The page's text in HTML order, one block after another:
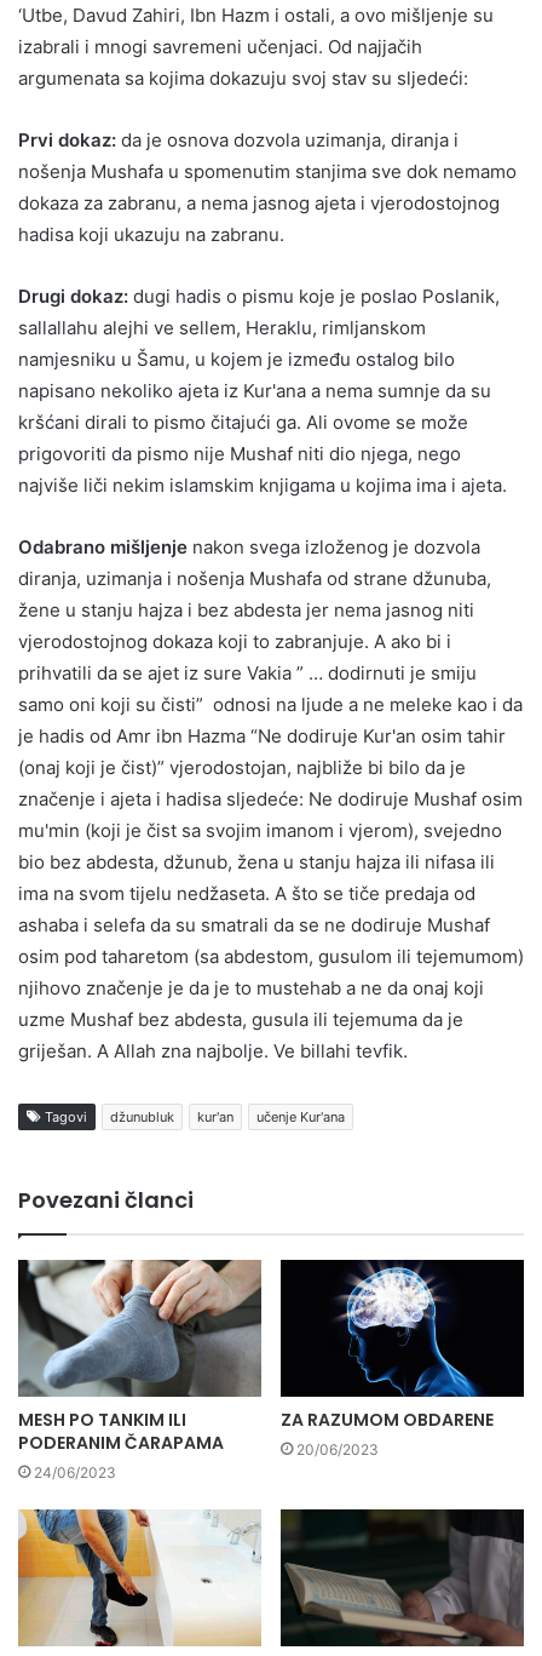
‘Utbe, Davud Zahiri, Ibn Hazm i ostali, a ovo mišljenje su
izabrali i mnogi savremeni učenjaci. Od najjačih
argumenata sa kojima dokazuju svoj stav su sljedeći:
Prvi dokaz: da je osnova dozvola uzimanja, diranja i
nošenja Mushafa u spomenutim stanjima sve dok nemamo
dokaza za zabranu, a nema jasnog ajeta i vjerodostojnog
hadisa koji ukazuju na zabranu.
Drugi dokaz: dugi hadis o pismu koje je poslao Poslanik,
sallallahu alejhi ve sellem, Heraklu, rimljanskom
namjesniku u Šamu, u kojem je između ostalog bilo
napisano nekoliko ajeta iz Kur'ana a nema sumnje da su
kršćani dirali to pismo čitajući ga. Ali ovome se može
prigovoriti da pismo nije Mushaf niti dio njega, nego
najviše liči nekim islamskim knjigama u kojima ima i ajeta.
Odabrano mišljenje nakon svega izloženog je dozvola
diranja, uzimanja i nošenja Mushafa od strane džunuba,
žene u stanju hajza i bez abdesta jer nema jasnog niti
vjerodostojnog dokaza koji to zabranjuje. A ako bi i
prihvatili da se ajet iz sure Vakia ” … dodirnuti je smiju
samo oni koji su čisti” odnosi na ljude a ne meleke kao i da
je hadis od Amr ibn Hazma “Ne dodiruje Kur'an osim tahir
(onaj koji je čist)” vjerodostojan, najbliže bi bilo da je
značenje i ajeta i hadisa sljedeće: Ne dodiruje Mushaf osim
mu'min (koji je čist sa svojim imanom i vjerom), svejedno
bio bez abdesta, džunub, žena u stanju hajza ili nifasa ili
ima na svom tijelu nedžaseta. A što se tiče predaja od
ashaba i selefa da su smatrali da se ne dodiruje Mushaf
osim pod taharetom (sa abdestom, gusulom ili tejemumom)
njihovo značenje je da je to mustehab a ne da onaj koji
uzme Mushaf bez abdesta, gusula ili tejemuma da je
griješan. A Allah zna najbolje. Ve billahi tevfik.
Tagovi džunubluk kur'an učenje Kur'ana
Povezani članci
MESH PO TANKIM ILI
PODERANIM ČARAPAMA
24/06/2023
ZA RAZUMOM OBDARENE
20/06/2023